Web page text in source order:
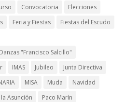
Convocatoria
Elecciones
Feria y Fiestas
Fiestas del Escudo
"Francisco Salcillo"
IMAS Jubileo
Junta Directiva
MISA Muda
Navidad
Asunción
Paco Marín